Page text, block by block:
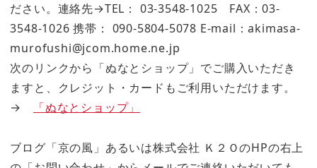
ださい。連絡先→TEL： 03-3548-1025 FAX：03-
3548-1026 携帯： 090-5804-5078 E-mail：akimasa-
murofushi@jcom.home.ne.jp
次のリンクから「ぬなとショップ」でご購入いただき
ますと、クレジット・カードもご利用いただけます。
→
「ぬなとショップ」
ブログ「京の風」あるいは株式会社 Ｋ２ＯのHPの右上